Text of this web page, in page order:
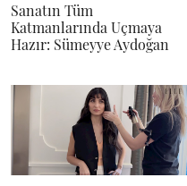
Sanatın Tüm
Katmanlarında Uçmaya
Hazır: Sümeyye Aydoğan